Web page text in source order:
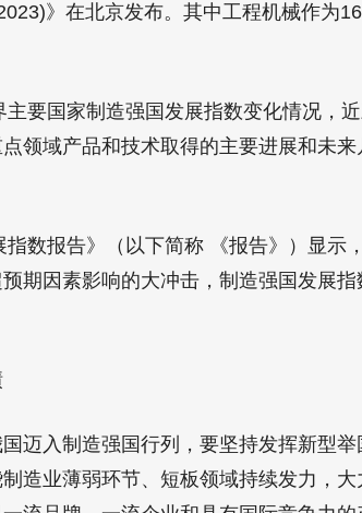
》在北京发布。其中工程机械作为
国家制造强国发展指数变化情况，近
领域产品和技术取得的主要进展和未
报告》（以下简称 《报告》）显示
期因素影响的大冲击，制造强国发展
入制造强国行列，要坚持发挥新型举
造业薄弱环节、短板领域持续发力，